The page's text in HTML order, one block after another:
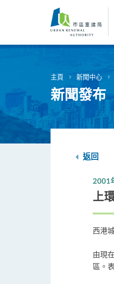
內
主頁 新聞中心
新聞發布
返回
2001
上
西港
由現
區。